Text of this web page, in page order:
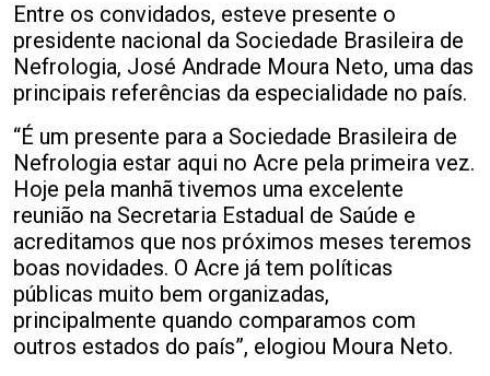
Entre os convidados, esteve presente o
presidente nacional da Sociedade Brasileira de
Nefrologia, José Andrade Moura Neto, uma das
principais referências da especialidade no país.
“É um presente para a Sociedade Brasileira de
Nefrologia estar aqui no Acre pela primeira vez.
Hoje pela manhã tivemos uma excelente
reunião na Secretaria Estadual de Saúde e
acreditamos que nos próximos meses teremos
boas novidades. O Acre já tem políticas
públicas muito bem organizadas,
principalmente quando comparamos com
outros estados do país”, elogiou Moura Neto.